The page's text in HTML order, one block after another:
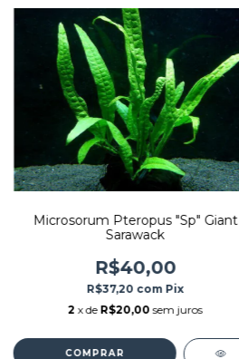
Microsorum Pteropus "Sp" Giant
Sarawack
R$40,00
R$37,20 com Pix
2 x de R$20,00 sem juros